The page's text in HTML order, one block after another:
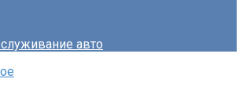
авто